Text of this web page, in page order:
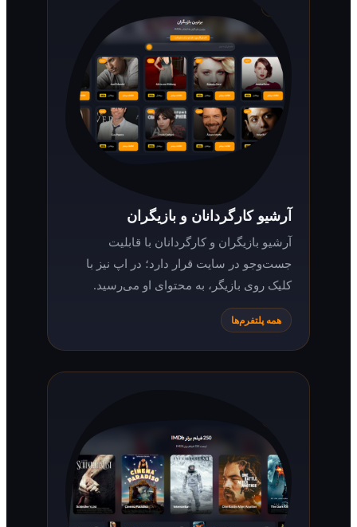
آرشیو کارگردانان و بازیگران
آرشیو بازیگران و کارگردانان با قابلیت
جست‌وجو در سایت قرار دارد؛ در اپ نیز با
کلیک روی بازیگر، به محتوای او می‌رسید.
همه پلتفرم‌ها